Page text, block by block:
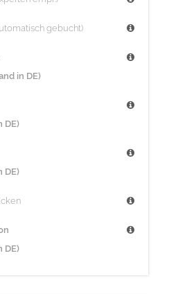
gebucht)
in DE)
DE)
DE)
DE)